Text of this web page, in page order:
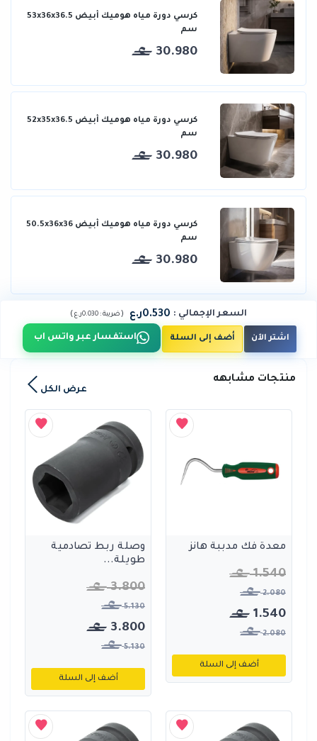
كرسي دورة مياه هوميك أبيض 53x36x36.5
سم
30.980
كرسي دورة مياه هوميك أبيض 52x35x36.5
سم
30.980
كرسي دورة مياه هوميك أبيض 50.5x36x36
سم
30.980
السعر الإجمالي : 0.530ر.ع (ضريبة : 0.030ر.ع )
اشتر الآن أضف إلى السلة استفسار عبر واتس اب
منتجات مشابهه
عرض الكل
معدة فك مدببة هانز
1.540
2.080
1.540
2.080
أضف إلى السلة
وصلة ربط تصادمية
طويلة...
3.800
5.130
3.800
5.130
أضف إلى السلة